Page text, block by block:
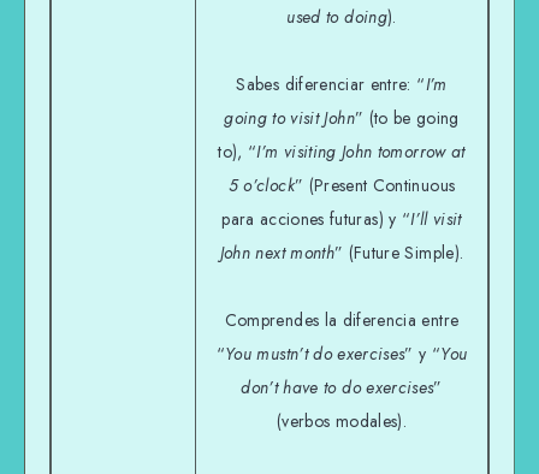
used to doing).
Sabes diferenciar entre: “I’m
going to visit John” (to be going
to), “I’m visiting John tomorrow at
5 o’clock” (Present Continuous
para acciones futuras) y “I’ll visit
John next month” (Future Simple).
Comprendes la diferencia entre
“You mustn’t do exercises” y “You
don’t have to do exercises”
(verbos modales).